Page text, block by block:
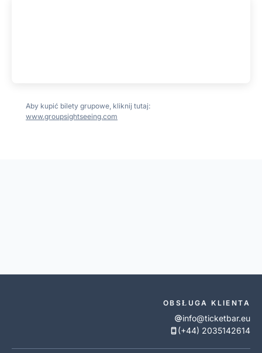
Aby kupić bilety grupowe, kliknij tutaj:
www.groupsightseeing.com
OBSŁUGA KLIENTA
info@ticketbar.eu
(+44) 2035142614